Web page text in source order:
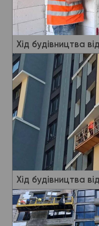
Хід будівництва
Хід будівництва